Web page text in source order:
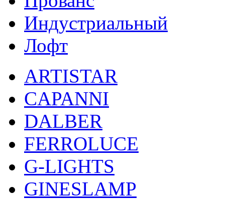
Индустриальный
Лофт
ARTISTAR
CAPANNI
DALBER
FERROLUCE
G-LIGHTS
GINESLAMP